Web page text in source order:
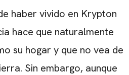
haber vivido en Krypton
hace que naturalmente
su hogar y que no vea de
Sin embargo, aunque